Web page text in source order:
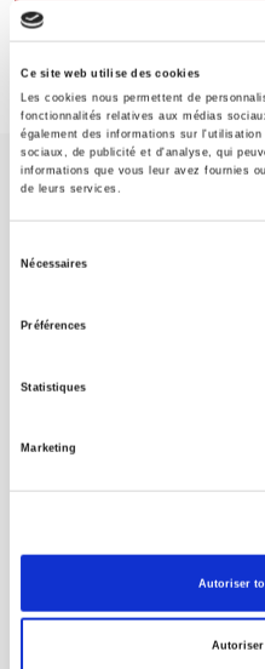
Ce site web utilise des cookies
Les cookies nous permettent de
fonctionnalités relatives aux médias
également des informations sur
sociaux, de publicité et d'analyse, qui
informations que vous leur avez fournies
de leurs services.
Nécessaires
Préférences
Statistiques
Marketing
Autoriser
Autoriser
Maison d'édition dédiée aux
Presses de Sciences Po
à la transmission des savoirs
FOREIGN RIGHTS
POUR LES LIBRAIRES
MON COMPTE